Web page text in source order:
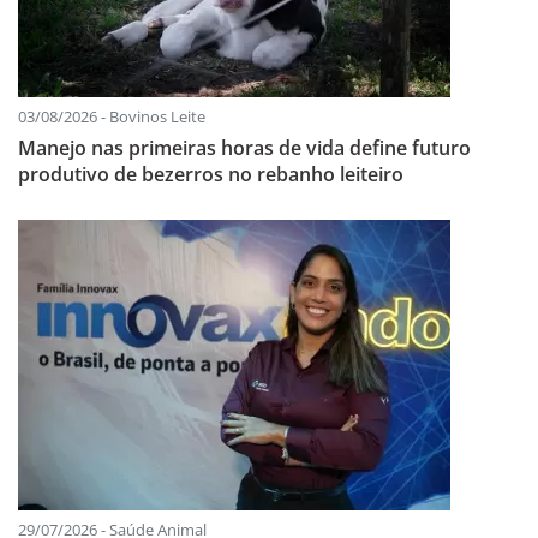
03/08/2026 - Bovinos Leite
Manejo nas primeiras horas de vida define futuro
produtivo de bezerros no rebanho leiteiro
29/07/2026 - Saúde Animal